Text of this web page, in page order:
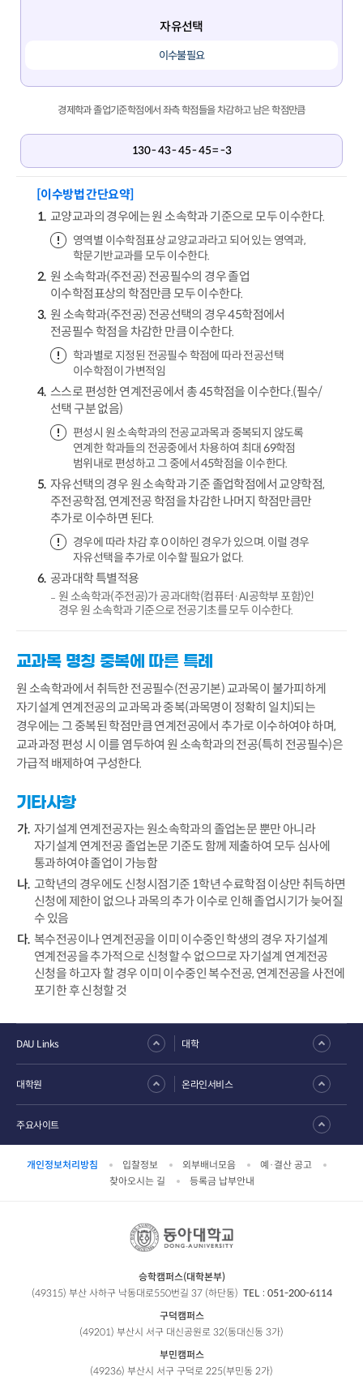
자유선택
이수불필요
경제학과 졸업기준학점에서 좌측 학점들을 차감하고 남은 학점만큼
130 - 43 - 45 - 45 = -3
[이수방법 간단요약]
교양교과의 경우에는 원 소속학과 기준으로 모두 이수한다.
영역별 이수학점표상 교양교과라고 되어 있는 영역과,
학문기반교과를 모두 이수한다.
원 소속학과(주전공) 전공필수의 경우 졸업
이수학점표상의 학점만큼 모두 이수한다.
원 소속학과(주전공) 전공선택의 경우 45학점에서
전공필수 학점을 차감한 만큼 이수한다.
학과별로 지정된 전공필수 학점에 따라 전공선택
이수학점이 가변적임
스스로 편성한 연계전공에서 총 45학점을 이수한다.(필수/
선택 구분 없음)
편성시 원 소속학과의 전공교과목과 중복되지 않도록
연계한 학과들의 전공중에서 차용하여 최대 69학점
범위내로 편성하고 그 중에서 45학점을 이수한다.
자유선택의 경우 원 소속학과 기준 졸업학점에서 교양학점,
주전공학점, 연계전공 학점을 차감한 나머지 학점만큼만
추가로 이수하면 된다.
경우에 따라 차감 후 0 이하인 경우가 있으며. 이럴 경우
자유선택을 추가로 이수할 필요가 없다.
공과대학 특별적용
원 소속학과(주전공)가 공과대학(컴퓨터·AI공학부 포함)인
경우 원 소속학과 기준으로 전공기초를 모두 이수한다.
교과목 명칭 중복에 따른 특례
원 소속학과에서 취득한 전공필수(전공기본) 교과목이 불가피하게
자기설계 연계전공의 교과목과 중복(과목명이 정확히 일치)되는
경우에는 그 중복된 학점만큼 연계전공에서 추가로 이수하여야 하며,
교과과정 편성 시 이를 염두하여 원 소속학과의 전공(특히 전공필수)은
가급적 배제하여 구성한다.
기타사항
자기설계 연계전공자는 원소속학과의 졸업논문 뿐만 아니라
자기설계 연계전공 졸업논문 기준도 함께 제출하여 모두 심사에
통과하여야 졸업이 가능함
고학년의 경우에도 신청시점기준 1학년 수료학점 이상만 취득하면
신청에 제한이 없으나 과목의 추가 이수로 인해 졸업시기가 늦어질
수 있음
복수전공이나 연계전공을 이미 이수중인 학생의 경우 자기설계
연계전공을 추가적으로 신청할 수 없으므로 자기설계 연계전공
신청을 하고자 할 경우 이미 이수중인 복수전공, 연계전공을 사전에
포기한 후 신청할 것
개인정보처리방침 입찰정보 외부배너모음
예·결산 공고
찾아오시는 길
등록금 납부안내
DAU Links 대학
대학원 온라인서비스
주요사이트
승학캠퍼스(대학본부)
(49315) 부산 사하구 낙동대로550번길 37 (하단동) TEL : 051-200-6114
구덕캠퍼스
(49201) 부산시 서구 대신공원로 32(동대신동 3가)
부민캠퍼스
(49236) 부산시 서구 구덕로 225(부민동 2가)